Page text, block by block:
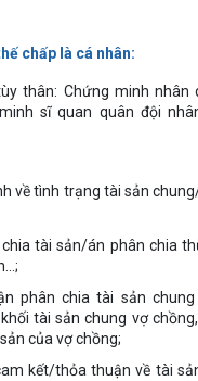
chấp là cá nhân:
thân: Chứng minh nhân
sĩ quan quân đội
về tình trạng tài sản
tài sản/án phân chia
phân chia tài sản
tài sản chung vợ
của vợ chồng;
kết/thỏa thuận về tài